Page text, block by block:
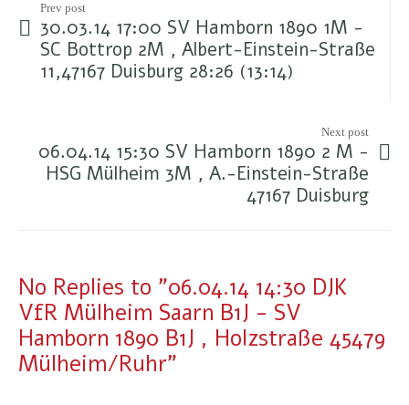
Prev post
30.03.14 17:00 SV Hamborn 1890 1M -
SC Bottrop 2M , Albert-Einstein-Straße
11,47167 Duisburg 28:26 (13:14)
Next post
06.04.14 15:30 SV Hamborn 1890 2 M -
HSG Mülheim 3M , A.-Einstein-Straße
47167 Duisburg
No Replies to "06.04.14 14:30 DJK
VfR Mülheim Saarn B1J - SV
Hamborn 1890 B1J , Holzstraße 45479
Mülheim/Ruhr"